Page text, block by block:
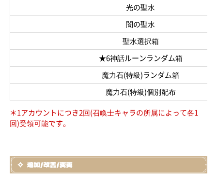
光の聖水
闇の聖水
聖水選択箱
★6神話ルーンランダム箱
魔力石(特級)ランダム箱
魔力石(特級)個別配布
＊1アカウントにつき2回(召喚士キャラの所属によって各1
回)受領可能です。